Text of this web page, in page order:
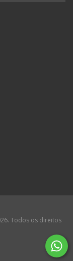
Todos os direitos